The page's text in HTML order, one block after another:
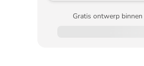
Gratis ontwerp binnen